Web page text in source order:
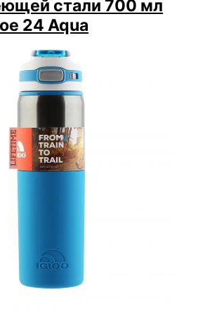
стали 700 мл
24 Aqua